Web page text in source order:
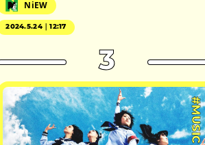
NiEW
2024.5.24｜12:17
3
#MUSIC